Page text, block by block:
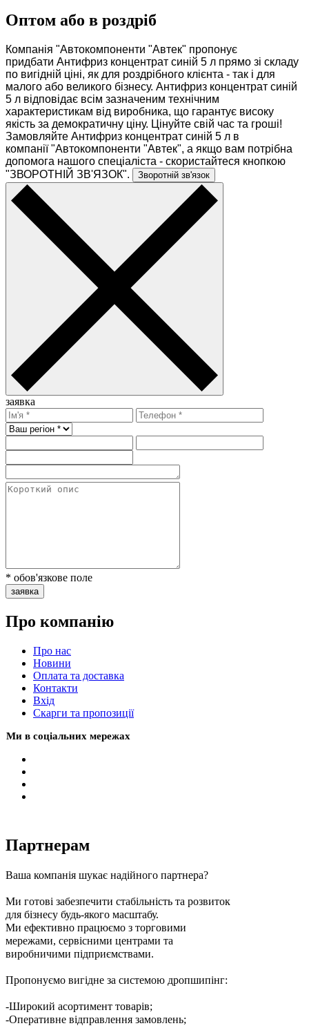
Оптом або в роздріб
Компанія "Автокомпоненти "Автек" пропонує
придбати Антифриз концентрат синій 5 л прямо зі складу
по вигідній ціні, як для роздрібного клієнта - так і для
малого або великого бізнесу. Антифриз концентрат синій
5 л відповідає всім зазначеним технічним
характеристикам від виробника, що гарантує високу
якість за демократичну ціну. Цінуйте свій час та гроші!
Замовляйте Антифриз концентрат синій 5 л в
компанії "Автокомпоненти "Автек", а якщо вам потрібна
допомога нашого спеціаліста - скористайтеся кнопкою
"ЗВОРОТНІЙ ЗВ'ЯЗОК".
Зворотній зв'язок
заявка
* обов'язкове поле
заявка
Про компанію
Про нас
Новини
Оплата та доставка
Контакти
Вхiд
Скарги та пропозиції
Ми в соціальних мережах
Партнерам
Ваша компанія шукає надійного партнера?
Ми готові забезпечити стабільність та розвиток
для бізнесу будь-якого масштабу.
Ми ефективно працюємо з торговими
мережами, сервісними центрами та
виробничими підприємствами.
Пропонуємо вигідне за системою дропшипінг:
-Широкий асортимент товарів;
-Оперативне відправлення замовлень;